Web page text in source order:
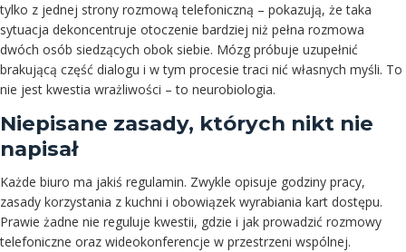
tylko z jednej strony rozmową telefoniczną – pokazują, że taka
sytuacja dekoncentruje otoczenie bardziej niż pełna rozmowa
dwóch osób siedzących obok siebie. Mózg próbuje uzupełnić
brakującą część dialogu i w tym procesie traci nić własnych myśli. To
nie jest kwestia wrażliwości – to neurobiologia.
Niepisane zasady, których nikt nie
napisał
Każde biuro ma jakiś regulamin. Zwykle opisuje godziny pracy,
zasady korzystania z kuchni i obowiązek wyrabiania kart dostępu.
Prawie żadne nie reguluje kwestii, gdzie i jak prowadzić rozmowy
telefoniczne oraz wideokonferencje w przestrzeni wspólnej.